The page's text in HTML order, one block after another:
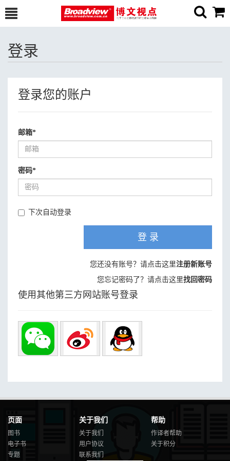
登录
登录您的账户
邮箱*
密码*
下次自动登录
登 录
您还没有账号？请点击这里注册新账号
您忘记密码了？请点击这里找回密码
使用其他第三方网站账号登录
页面
图书
电子书
专题
关于我们
关于我们
用户协议
联系我们
帮助
作译者帮助
关于积分